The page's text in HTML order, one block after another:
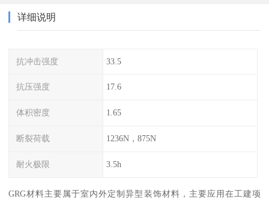
详细说明
抗冲击强度 33.5
抗压强度 17.6
体积密度 1.65
断裂荷载 1236N，875N
耐火极限 3.5h
GRG材料主要属于室内外定制异型装饰材料，主要应用在工建项